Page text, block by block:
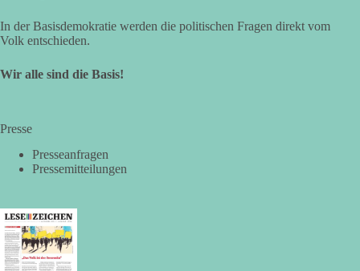
In der Basisdemokratie werden die politischen Fragen direkt vom
Volk entschieden.
Wir alle sind die Basis!
Presse
Presseanfragen
Pressemitteilungen